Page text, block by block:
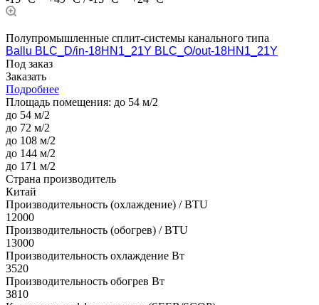
Полупромышленные сплит-системы канального типа
Ballu BLC_D/in-18HN1_21Y BLC_O/out-18HN1_21Y
Под заказ
Заказать
Подробнее
Площадь помещения: до 54 м/2
до 54 м/2
до 72 м/2
до 108 м/2
до 144 м/2
до 171 м/2
Страна производитель
Китай
Производительность (охлаждение) / BTU
12000
Производительность (обогрев) / BTU
13000
Производительность охлаждение Вт
3520
Производительность обогрев Вт
3810